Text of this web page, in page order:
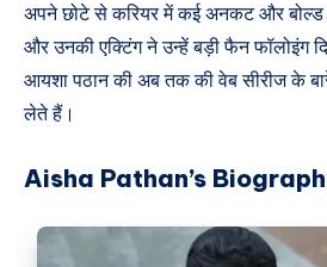
अपने छोटे से करियर में कई अनकट और बोल्ड
और उनकी एक्टिंग ने उन्हें बड़ी फैन फॉलोइंग
आयशा पठान की अब तक की वेब सीरीज के
लेते हैं।
Aisha Pathan’s